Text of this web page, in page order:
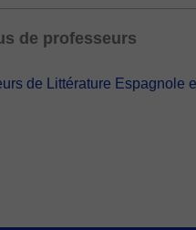
de professeurs
de Littérature Espagnole